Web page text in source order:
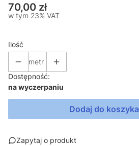
Cena
70,00 zł
w tym 23% VAT
w tym 23% VAT
Ilość
metr
Dostępność:
na wyczerpaniu
Dodaj do koszyka
Zapytaj o produkt